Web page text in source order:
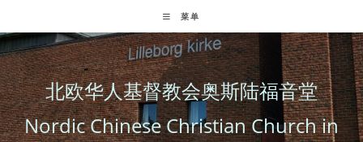
to
content
菜单
北欧华人基督教会奥斯陆福音堂
Nordic Chinese Christian Church in